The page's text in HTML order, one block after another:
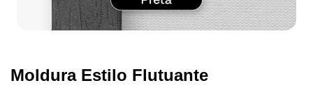
Moldura Estilo Flutuante